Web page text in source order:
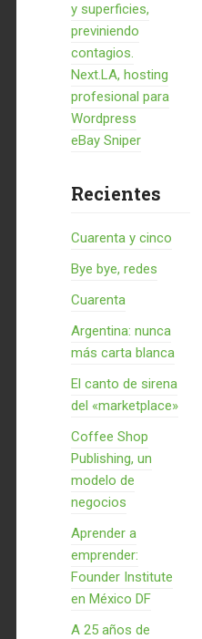
y superficies,
previniendo
contagios.
Next.LA, hosting
profesional para
Wordpress
eBay Sniper
Recientes
Cuarenta y cinco
Bye bye, redes
Cuarenta
Argentina: nunca
más carta blanca
El canto de sirena
del «marketplace»
Coffee Shop
Publishing, un
modelo de
negocios
Aprender a
emprender:
Founder Institute
en México DF
A 25 años de